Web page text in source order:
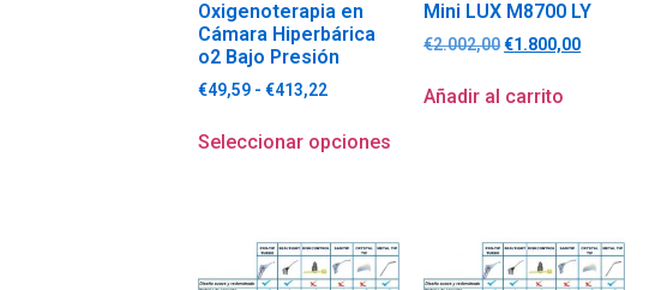
Oxigenoterapia en
Cámara Hiperbárica
o2 Bajo Presión
€49,59 - €413,22
Seleccionar opciones
Mini LUX M8700 LY
€2.002,00€1.800,00
Añadir al carrito